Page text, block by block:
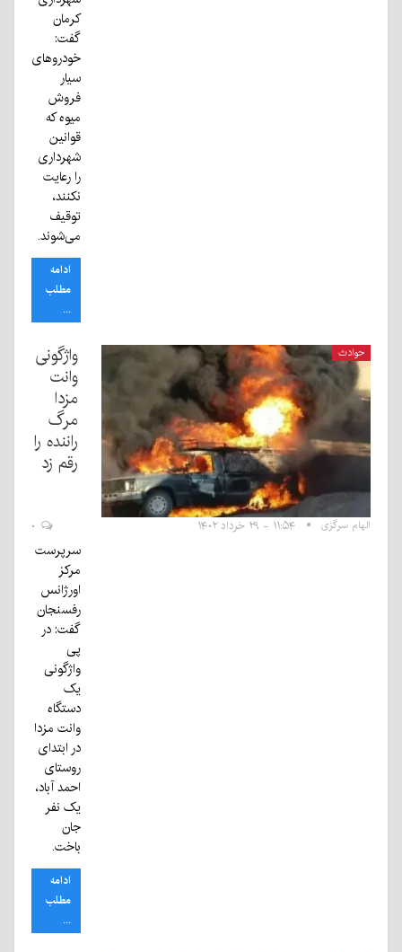
کرمان
گفت:
خودرو‌های
سیار
فروش
میوه که
قوانین
شهرداری
را رعایت
نکنند،
توقیف
می‌شوند.
ادامه
مطلب
...
حوادث
واژگونی
وانت
مزدا
مرگ
راننده را
رقم زد
الهام سرگزی ۱۱:۵۴ - ۲۹ خرداد ۱۴۰۲
سرپرست
مرکز
اورژانس
رفسنجان
گفت: در
پی
واژگونی
یک
دستگاه
وانت مزدا
در ابتدای
روستای
احمد آباد،
یک نفر
جان
باخت.
ادامه
مطلب
...